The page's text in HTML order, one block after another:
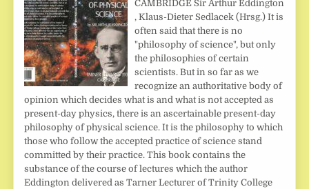
CAMBRIDGE Sir Arthur Eddington
, Klaus-Dieter Sedlacek (Hrsg.) It is
often said that there is no
"philosophy of science", but only
the philosophies of certain
scientists. But in so far as we
recognize an authoritative body of
opinion which decides what is and what is not accepted as
present-day physics, there is an ascertainable present-day
philosophy of physical science. It is the philosophy to which
those who follow the accepted practice of science stand
committed by their practice. This book contains the
substance of the course of lectures which the author
Eddington delivered as Tarner Lecturer of Trinity College